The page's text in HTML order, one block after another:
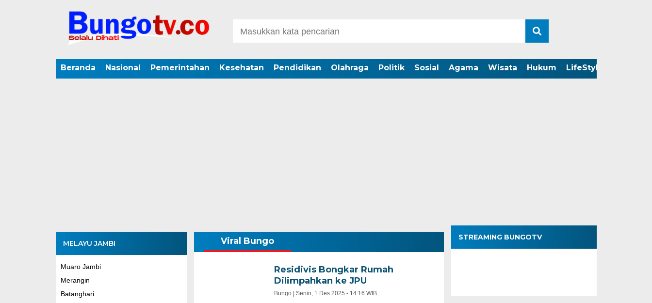
Beranda Nasional Pemerintahan Kesehatan Pendidikan Olahraga Politik Sosial Agama Wisata Hukum LifeStyle
MELAYU JAMBI
Muaro Jambi
Merangin
Batanghari
Viral Bungo
Residivis Bongkar Rumah
Dilimpahkan ke JPU
Bungo | Senin, 1 Des 2025 - 14:16 WIB
STREAMING BUNGOTV